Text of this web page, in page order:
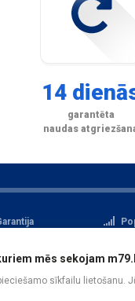
14
garantēta
naudas
aizsardzība
mēs sekojam
sīkfailu lietošanu.